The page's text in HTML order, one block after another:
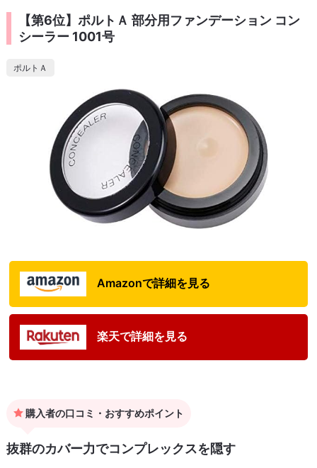
【第6位】ポルトＡ 部分用ファンデーション コン
シーラー 1001号
ポルトＡ
Amazonで詳細を見る
楽天で詳細を見る
購入者の口コミ・おすすめポイント
抜群のカバー力でコンプレックスを隠す